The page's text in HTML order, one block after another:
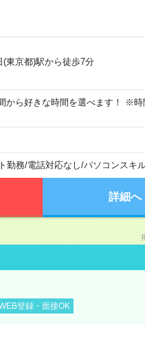
(東京都)駅から徒歩7分
から好きな時間を選べます！ ※時
勤務/電話対応なし/パソコンスキ
詳細へ
登録・面接OK